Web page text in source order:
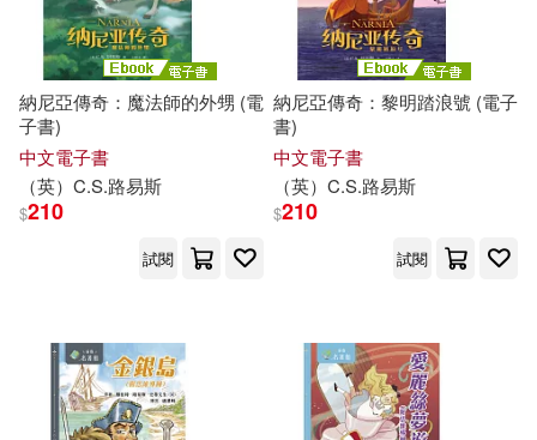
C.S. 路易斯(8) 于雷(8)
劉益宏（主編）(8)
智學文化(8) 本書編委會(8)
洪承佑(8) 胡維華(8)
鍾浩然(8)
中國人民大學出版社(37)
台灣東方(37)
安徽少年兒童出版社(37)
Hyperion(36)
Naive Auvidis(36) 好讀(36)
納尼亞傳奇：魔法師的外甥 (電
子書)
中文電子書
（英）C.S.路易斯
$210
試閱
納尼亞傳奇：黎明踏浪號 (電子
書)
中文電子書
（英）C.S.路易斯
$210
試閱